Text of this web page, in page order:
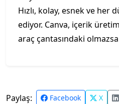
Hızlı, kolay, esnek ve her
ediyor. Canva, içerik
araç çantasındaki
Paylaş: Facebook X